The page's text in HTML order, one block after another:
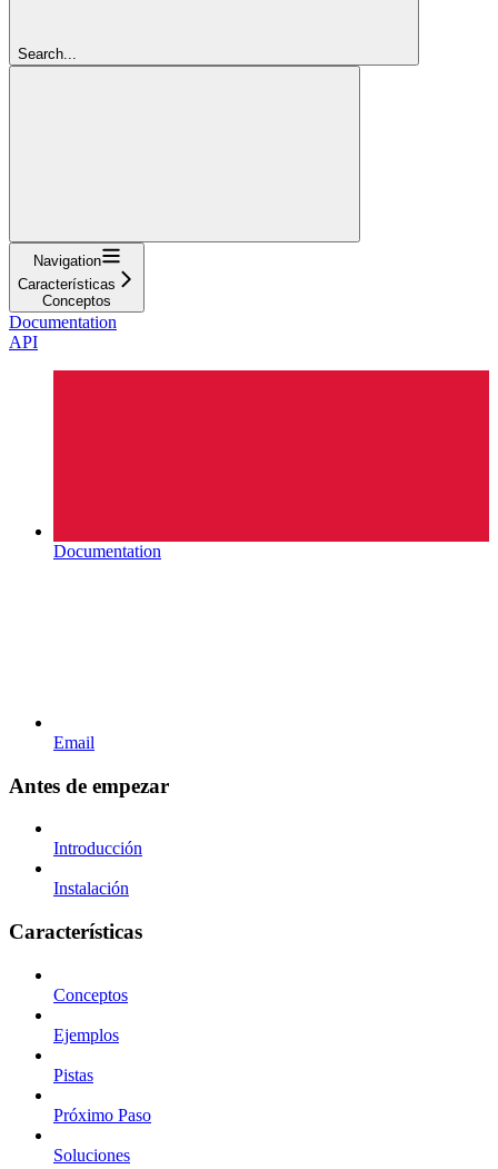
Search...
Navigation
Características
Conceptos
Documentation
API
Documentation
Email
Antes de empezar
Introducción
Instalación
Características
Conceptos
Ejemplos
Pistas
Próximo Paso
Soluciones